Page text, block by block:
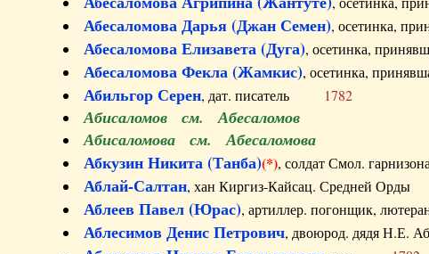
Абесаломова Дарья (Джан Семен), осетинка,
Абесаломова Елизавета (Дуга), осетинка,
Абесаломова Фекла (Жамкис), осетинка,
Абильгор Серен, дат. писатель 1782
Абисаломов см. Абесаломов
Абисаломова см. Абесаломова
Абкузин Никита (Танба)(*), солдат Смол.
Аблай-Салтан, хан Киргиз-Кайсац. Средней
Аблеев Павел (Юрас), артиллер. погонщик,
Аблесимов Денис Петрович, двоюрод. дядя